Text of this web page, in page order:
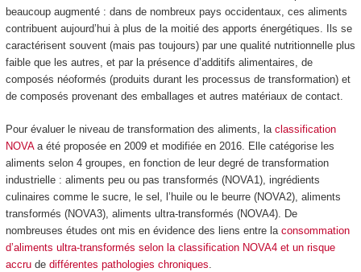
beaucoup augmenté : dans de nombreux pays occidentaux, ces aliments
contribuent aujourd’hui à plus de la moitié des apports énergétiques. Ils se
caractérisent souvent (mais pas toujours) par une qualité nutritionnelle plus
faible que les autres, et par la présence d’additifs alimentaires, de
composés néoformés (produits durant les processus de transformation) et
de composés provenant des emballages et autres matériaux de contact.
Pour évaluer le niveau de transformation des aliments, la classification
NOVAa été proposée en 2009 et modifiée en 2016. Elle catégorise les
aliments selon 4 groupes, en fonction de leur degré de transformation
industrielle : aliments peu ou pas transformés (NOVA1), ingrédients
culinaires comme le sucre, le sel, l’huile ou le beurre (NOVA2), aliments
transformés (NOVA3), aliments ultra-transformés (NOVA4). De
nombreuses études ont mis en évidence des liens entre la consommation
d’aliments ultra-transformés selon la classification NOVA4 et un risque
accrude différentes pathologies chroniques